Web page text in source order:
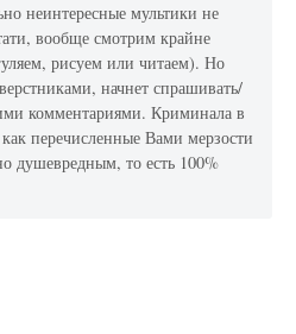
неинтересные мультики не
вообще смотрим крайне
рисуем или читаем). Но
начнет спрашивать/
комментариями. Криминала в
перечисленные Вами мерзости
душевредным, то есть 100%